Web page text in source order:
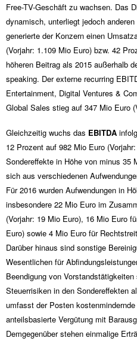
Free-TV-Geschäft zu wachsen. Das
dynamisch, unterliegt jedoch
generierte der Konzern einen
(Vorjahr: 1.109 Mio Euro) bzw. 42
höheren Beitrag als 2015 außerhalb
speaking. Der externe recurring
Entertainment, Digital Ventures &
Global Sales stieg auf 347 Mio Euro
Gleichzeitig wuchs das EBITDA
12 Prozent auf 982 Mio Euro (Vorjahr:
Sondereffekte in Höhe von minus 35
sich aus verschiedenen
Für 2016 wurden Aufwendungen in
insbesondere 22 Mio Euro im
(Vorjahr: 19 Mio Euro), 16 Mio Euro
Euro) sowie 4 Mio Euro für
Darüber hinaus sind sonstige
Wesentlichen für
Beendigung von
Steuerrisiken in den Sondereffekten
umfasst der Posten
anteilsbasierte Vergütung mit
Demgegenüber stehen einmalige